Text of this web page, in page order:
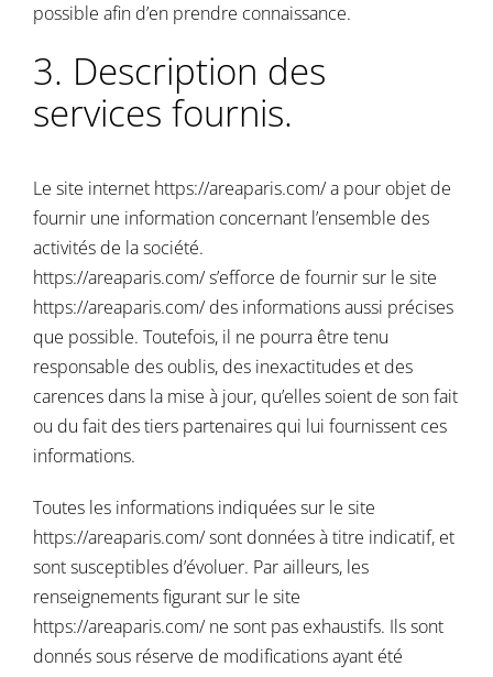
possible afin d’en prendre connaissance.
3. Description des
services fournis.
Le site internet https://areaparis.com/a pour objet de
fournir une information concernant l’ensemble des
activités de la société.
https://areaparis.com/s’efforce de fournir sur le site
https://areaparis.com/des informations aussi précises
que possible. Toutefois, il ne pourra être tenu
responsable des oublis, des inexactitudes et des
carences dans la mise à jour, qu’elles soient de son fait
ou du fait des tiers partenaires qui lui fournissent ces
informations.
Toutes les informations indiquées sur le site
https://areaparis.com/sont données à titre indicatif, et
sont susceptibles d’évoluer. Par ailleurs, les
renseignements figurant sur le site
https://areaparis.com/ne sont pas exhaustifs. Ils sont
donnés sous réserve de modifications ayant été